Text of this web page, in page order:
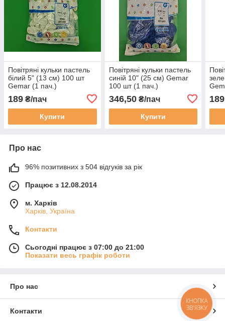
Повітряні кульки пастель
білий 5" (13 см) 100 шт
Gemar (1 пач.)
189 ₴/пач
Купити
Повітряні кульки пастель
синій 10" (25 см) Gemar
100 шт (1 пач.)
346,50₴/пач
Купити
189
Про нас
96% позитивних з 504 відгуків за рік
Працює з 12.08.2014
м. Харків
Харків, Україна
Контакти
Сьогодні працює з 07:00 до 21:00
Показати весь графік роботи
Про нас
Контакти
КНОПКА
ЗВ'ЯЗКУ